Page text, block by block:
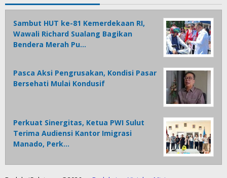
Sambut HUT ke-81 Kemerdekaan RI,
Wawali Richard Sualang Bagikan
Bendera Merah Pu…
Pasca Aksi Pengrusakan, Kondisi Pasar
Bersehati Mulai Kondusif
Perkuat Sinergitas, Ketua PWI Sulut
Terima Audiensi Kantor Imigrasi
Manado, Perk…